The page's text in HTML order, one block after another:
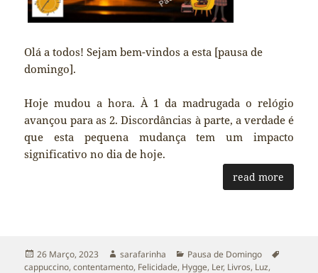
Olá a todos! Sejam bem-vindos a esta [pausa de
domingo].
Hoje mudou a hora. À 1 da madrugada o relógio
avançou para as 2. Discordâncias à parte, a verdade é
que esta pequena mudança tem um impacto
significativo no dia de hoje.
read more
Publicado
a
26 Março, 2023 Autor
sarafarinha Categorias
Pausa de Domingo
cappuccino,contentamento, Felicidade, Hygge, Ler, Livros, Luz,